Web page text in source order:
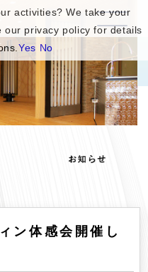
ン体感会開催し
activities? We take your
our privacy policy for details
Yes No